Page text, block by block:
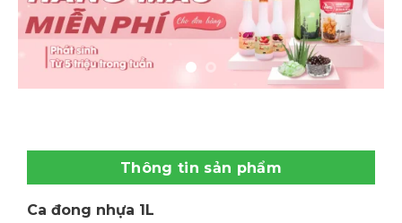
Thông tin sản phẩm
Ca đong nhựa 1L